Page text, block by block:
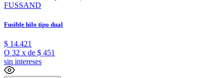
FUSSAND
Fusible hilo tipo dual
$ 14.421
O 32 x de $ 451
sin intereses